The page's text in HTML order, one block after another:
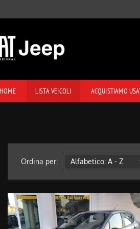
HOME LISTA VEICOLI ACQUISTIAMO
Ordina per: